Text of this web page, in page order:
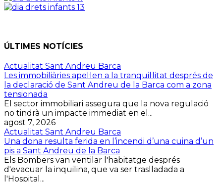
ÚLTIMES NOTÍCIES
Actualitat Sant Andreu Barca
Les immobiliàries apel·len a la tranquil·litat després de
la declaració de Sant Andreu de la Barca com a zona
tensionada
El sector immobiliari assegura que la nova regulació
no tindrà un impacte immediat en el...
agost 7, 2026
Actualitat Sant Andreu Barca
Una dona resulta ferida en l’incendi d’una cuina d’un
pis a Sant Andreu de la Barca
Els Bombers van ventilar l'habitatge després
d'evacuar la inquilina, que va ser traslladada a
l'Hospital...